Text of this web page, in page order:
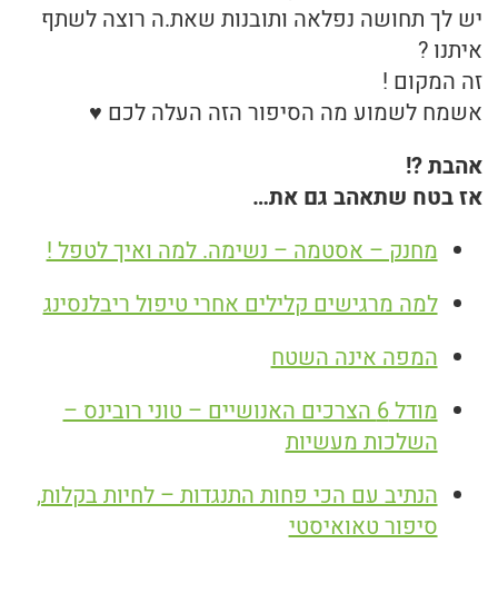
יש לך תחושה נפלאה ותובנות שאת.ה רוצה לשתף
איתנו ?
זה המקום !
אשמח לשמוע מה הסיפור הזה העלה לכם ♥
אהבת ?!
אז בטח שתאהב גם את…
מחנק – אסטמה – נשימה. למה ואיך לטפל !
למה מרגישים קלילים אחרי טיפול ריבלנסינג
המפה אינה השטח
מודל 6 הצרכים האנושיים – טוני רובינס –
השלכות מעשיות
הנתיב עם הכי פחות התנגדות – לחיות בקלות,
סיפור טאואיסטי